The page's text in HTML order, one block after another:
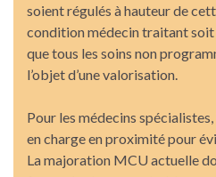
soient régulés à hauteur de
condition médecin traitant soit
que tous les soins non
l’objet d’une valorisation.
Pour les médecins
en charge en proximité pour
La majoration MCU actuelle